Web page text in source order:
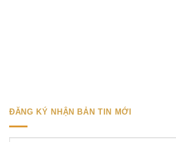
ĐĂNG KÝ NHẬN BẢN TIN MỚI